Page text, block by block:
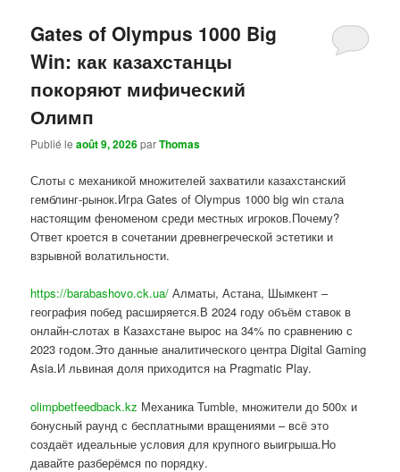
Gates of Olympus 1000 Big
Win: как казахстанцы
покоряют мифический
Олимп
Publié leaoût 9, 2026parThomas
Слоты с механикой множителей захватили казахстанский
гемблинг-рынок.Игра Gates of Olympus 1000 big win стала
настоящим феноменом среди местных игроков.Почему?
Ответ кроется в сочетании древнегреческой эстетики и
взрывной волатильности.
https://barabashovo.ck.ua/ Алматы, Астана, Шымкент –
география побед расширяется.В 2024 году объём ставок в
онлайн-слотах в Казахстане вырос на 34% по сравнению с
2023 годом.Это данные аналитического центра Digital Gaming
Asia.И львиная доля приходится на Pragmatic Play.
olimpbetfeedback.kz Механика Tumble, множители до 500x и
бонусный раунд с бесплатными вращениями – всё это
создаёт идеальные условия для крупного выигрыша.Но
давайте разберёмся по порядку.